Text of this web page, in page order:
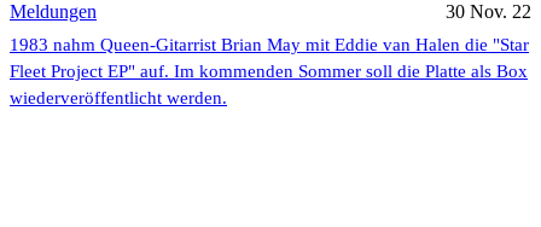
Meldungen 30 Nov. 22
1983 nahm Queen-Gitarrist Brian May mit Eddie van Halen die "Star
Fleet Project EP" auf. Im kommenden Sommer soll die Platte als Box
wiederveröffentlicht werden.